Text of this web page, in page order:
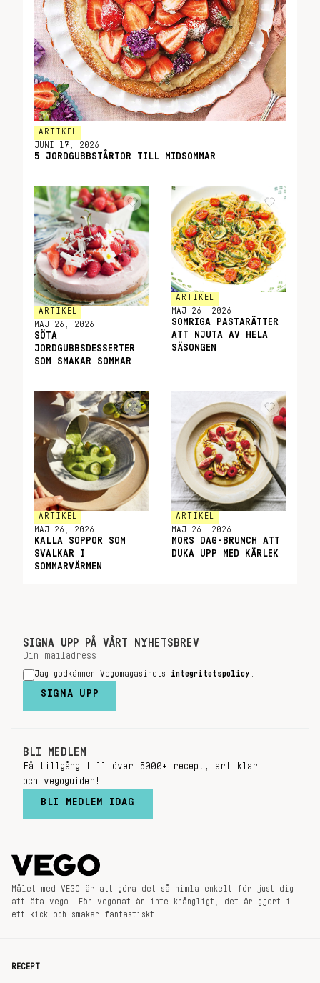
ARTIKEL
JUNI 17, 2026
5 JORDGUBBSTÅRTOR TILL MIDSOMMAR
ARTIKEL
MAJ 26, 2026
SÖTA
JORDGUBBSDESSERTER
SOM SMAKAR SOMMAR
ARTIKEL
MAJ 26, 2026
SOMRIGA PASTARÄTTER
ATT NJUTA AV HELA
SÄSONGEN
ARTIKEL
MAJ 26, 2026
KALLA SOPPOR SOM
SVALKAR I
SOMMARVÄRMEN
ARTIKEL
MAJ 26, 2026
MORS DAG-BRUNCH ATT
DUKA UPP MED KÄRLEK
SIGNA UPP PÅ VÅRT NYHETSBREV
Jag godkänner Vegomagasinets integritetspolicy
SIGNA UPP
BLI MEDLEM
Få tillgång till över 5000+ recept, artiklar
och vegoguider!
BLI MEDLEM IDAG
Målet med VEGO är att göra det så himla enkelt för just dig
att äta vego. För vegomat är inte krångligt, det är gjort i
ett kick och smakar fantastiskt.
RECEPT